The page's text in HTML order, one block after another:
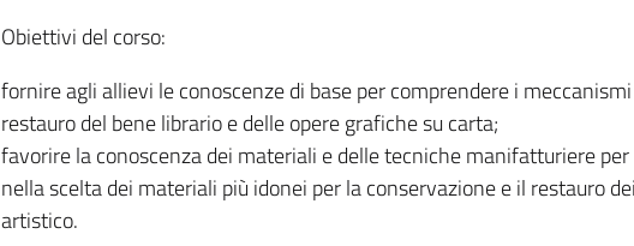
Obiettivi del corso:
fornire agli allievi le conoscenze di base per comprendere i
restauro del bene librario e delle opere grafiche su carta;
favorire la conoscenza dei materiali e delle tecniche manifatturiere
nella scelta dei materiali più idonei per la conservazione e il restauro
artistico.